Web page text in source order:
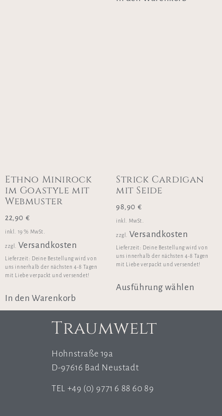
Ethno Minirock
im Goastyle mit
Webmuster
22,90 €
inkl. 19 % MwSt.
zzgl. Versandkosten
Lieferzeit: Deine Bestellung wird von
uns innerhalb der nächsten 4-8 Tagen
mit Liebe verpackt und versendet!
In den Warenkorb
Strick Cardigan
mit Seide
98,90 €
inkl. MwSt.
zzgl. Versandkosten
Lieferzeit: Deine Bestellung wird von
uns innerhalb der nächsten 4-8 Tagen
mit Liebe verpackt und versendet!
Ausführung wählen
Traumwelt
Hohnstraße 19a
D-97616 Bad Neustadt
TEL +49 (0) 9771 6 88 60 89